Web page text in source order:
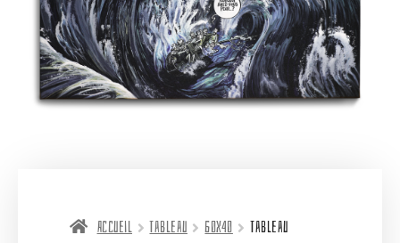
Accueil Tableau 60X40
Tableau